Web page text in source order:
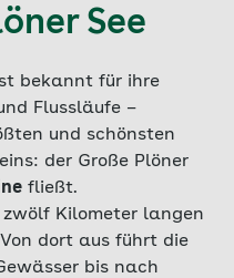
See
bekannt für ihre
Flussläufe –
und schönsten
der Große Plöner
fließt.
Kilometer langen
dort aus führt die
bis nach